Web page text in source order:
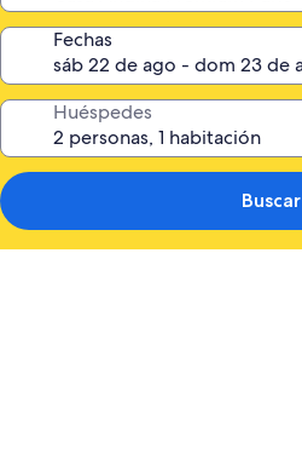
Fechas
Huéspedes
Buscar